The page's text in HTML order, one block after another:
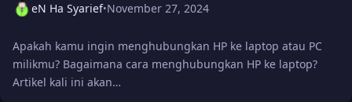
eN Ha Syarief•November 27, 2024
Apakah kamu ingin menghubungkan HP ke laptop atau PC
milikmu? Bagaimana cara menghubungkan HP ke laptop?
Artikel kali ini akan…